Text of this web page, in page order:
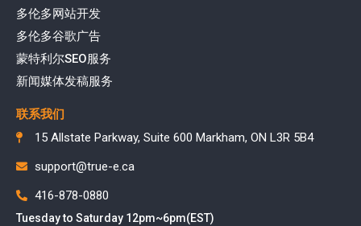
多伦多网站开发
多伦多谷歌广告
蒙特利尔SEO服务
新闻媒体发稿服务
联系我们
15 Allstate Parkway, Suite 600 Markham, ON L3R 5B4
support@true-e.ca
416-878-0880
Tuesday to Saturday 12pm~6pm(EST)